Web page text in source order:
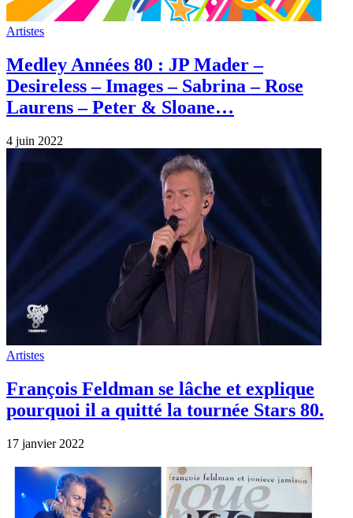
Artistes
Medley Années 80 : JP Mader –
Desireless – Images – Sabrina – Rose
Laurens – Peter & Sloane…
4 juin 2022
Artistes
François Feldman se lâche et explique
pourquoi il a quitté la tournée Stars 80.
17 janvier 2022